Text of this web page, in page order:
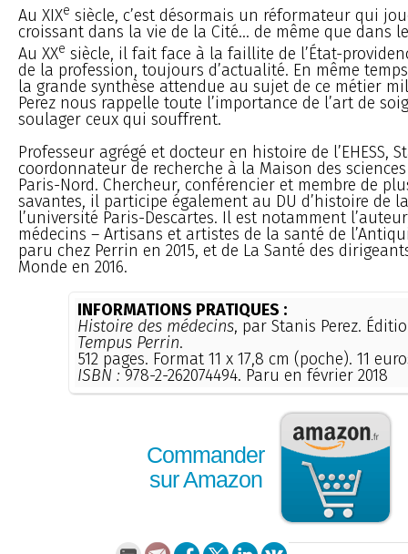
Au XIXe siècle, c’est désormais un réformateur qui
croissant dans la vie de la Cité... de même que dans
Au XXe siècle, il fait face à la faillite de l’État-
de la profession, toujours d’actualité. En même
la grande synthèse attendue au sujet de ce métier
Perez nous rappelle toute l’importance de l’art de
soulager ceux qui souffrent.
Professeur agrégé et docteur en histoire de l’EHESS,
coordonnateur de recherche à la Maison des
Paris-Nord. Chercheur, conférencier et membre de
savantes, il participe également au DU d’histoire de
l’université Paris-Descartes. Il est notamment
médecins – Artisans et artistes de la santé de
paru chez Perrin en 2015, et de La Santé des
Monde en 2016.
INFORMATIONS PRATIQUES :
Histoire des médecins, par Stanis Perez.
Tempus Perrin.
512 pages. Format 11 x 17,8 cm (poche). 11
ISBN : 978-2-262074494. Paru en février 2018
Commander
sur Amazon